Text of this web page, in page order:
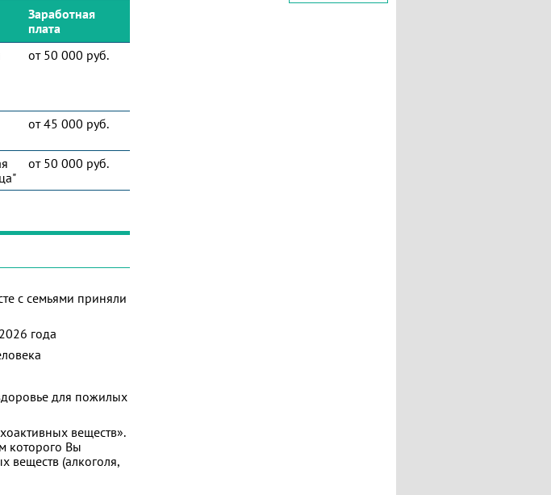
Заработная
плата
от 50 000 руб.
от 45 000 руб.
от 50 000 руб.
с семьями приняли
года
для пожилых
веществ».
которого Вы
веществ (алкоголя,